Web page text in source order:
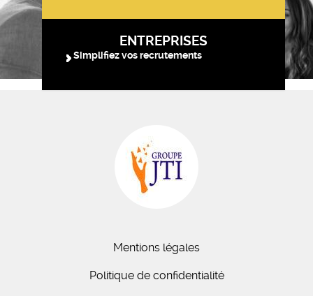
ENTREPRISES
Simplifiez vos recrutements
Mentions légales
Politique de confidentialité